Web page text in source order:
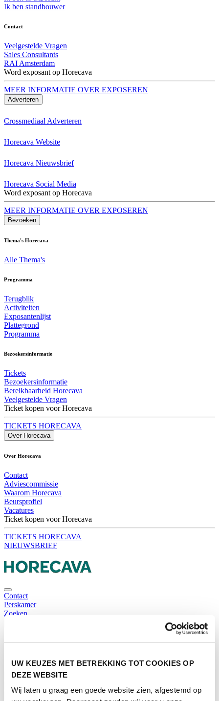
UW KEUZES MET BETREKKING TOT COOKIES OP
DEZE WEBSITE
Wij laten u graag een goede website zien, afgestemd op
Ik ben standbouwer
Contact
Veelgestelde Vragen
Sales Consultants
RAI Amsterdam
Word exposant op Horecava
MEER INFORMATIE OVER EXPOSEREN
Adverteren
Crossmediaal Adverteren
Horecava Website
Horecava Nieuwsbrief
Horecava Social Media
Word exposant op Horecava
MEER INFORMATIE OVER EXPOSEREN
Bezoeken
Thema's Horecava
Alle Thema's
Programma
Terugblik
Activiteiten
Exposantenlijst
Plattegrond
Programma
Bezoekersinformatie
Tickets
Bezoekersinformatie
Bereikbaarheid Horecava
Veelgestelde Vragen
Ticket kopen voor Horecava
TICKETS HORECAVA
Over Horecava
Over Horecava
Contact
Adviescommissie
Waarom Horecava
Beursprofiel
Vacatures
Ticket kopen voor Horecava
TICKETS HORECAVA
NIEUWSBRIEF
Contact
Perskamer
Zoeken
Home
Nieuws
Adverteren